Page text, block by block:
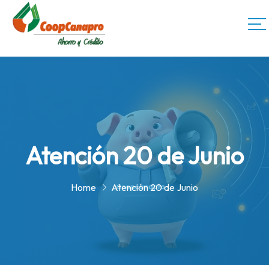
Atención 20 de Junio
Home Atención 20 de Junio